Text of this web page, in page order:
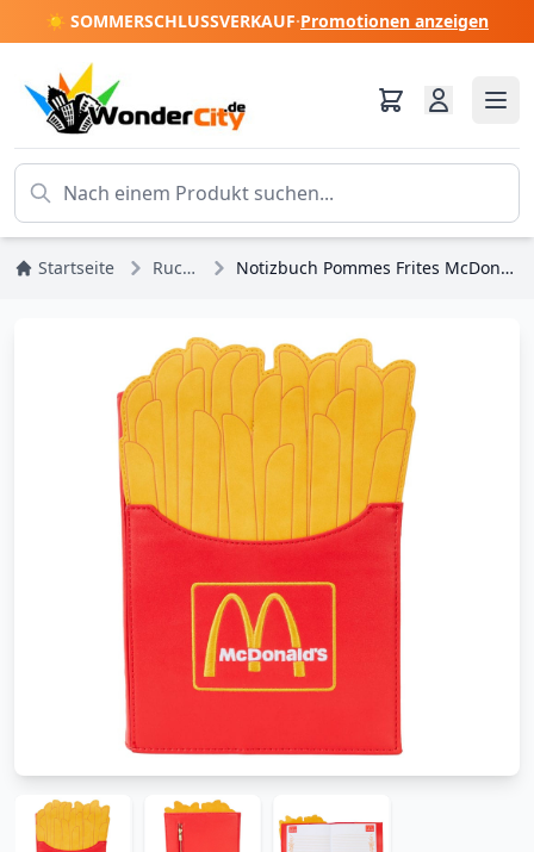
☀️ SOMMERSCHLUSSVERKAUF·Promotionen anzeigen
Startseite Rucksack Notizbuch Pommes Frites McDonalds - Loungefly